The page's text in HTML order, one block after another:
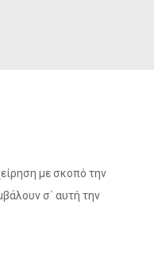
με σκοπό την
σ΄ αυτή την